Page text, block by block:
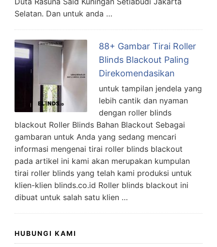
Selatan. Dan untuk anda …
88+ Gambar Tirai Roller
Blinds Blackout Paling
Direkomendasikan
untuk tampilan jendela yang
lebih cantik dan nyaman
dengan roller blinds
blackout Roller Blinds Bahan Blackout Sebagai
gambaran untuk Anda yang sedang mencari
informasi mengenai tirai roller blinds blackout
pada artikel ini kami akan merupakan kumpulan
tirai roller blinds yang telah kami produksi untuk
klien-klien blinds.co.id Roller blinds blackout ini
dibuat untuk salah satu klien …
HUBUNGI KAMI